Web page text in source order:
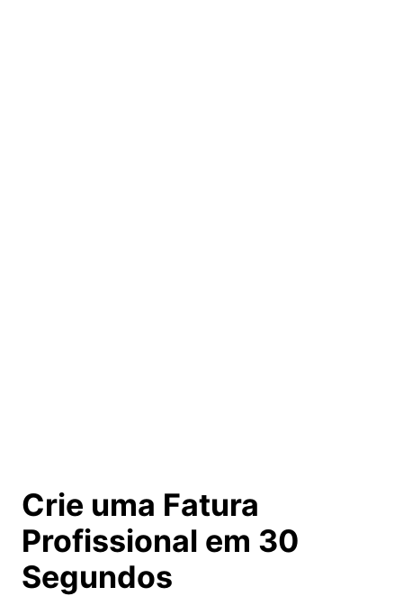
Crie uma Fatura
Profissional em 30
Segundos